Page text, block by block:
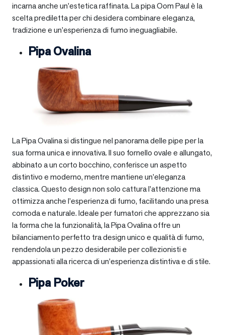
incarna anche un’estetica raffinata. La pipa Oom Paul è la
scelta prediletta per chi desidera combinare eleganza,
tradizione e un’esperienza di fumo ineguagliabile.
Pipa Ovalina
La Pipa Ovalina si distingue nel panorama delle pipe per la
sua forma unica e innovativa. Il suo fornello ovale e allungato,
abbinato a un corto bocchino, conferisce un aspetto
distintivo e moderno, mentre mantiene un’eleganza
classica. Questo design non solo cattura l’attenzione ma
ottimizza anche l’esperienza di fumo, facilitando una presa
comoda e naturale. Ideale per fumatori che apprezzano sia
la forma che la funzionalità, la Pipa Ovalina offre un
bilanciamento perfetto tra design unico e qualità di fumo,
rendendola un pezzo desiderabile per collezionisti e
appassionati alla ricerca di un’esperienza distintiva e di stile.
Pipa Poker